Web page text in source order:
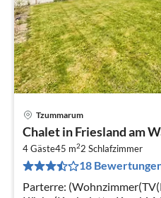
Tzummarum
Chalet in Friesland am
4 Gäste45 m22 Schlafzimmer
18
Parterre: